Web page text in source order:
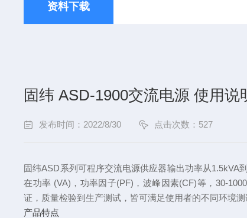
资料下载
固纬 ASD-1900交流电源 使用说
发布时间：2022/8/30 点击次数：527
固纬ASD系列可程序交流电源供应器输出功率从1.5kVA
在功率 (VA)，功率因子(PF)，波峰因素(CF)等，30-
证，质量检验到生产测试，皆可满足使用者的不同环境
产品特点